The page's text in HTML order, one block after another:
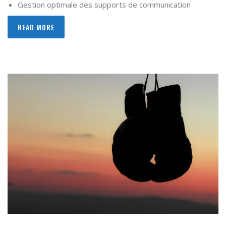
Gestion optimale des supports de communication
READ MORE